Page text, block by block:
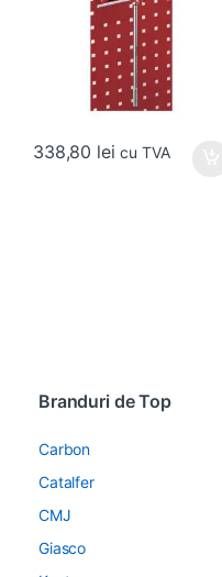
338,80 lei cu TVA
Branduri de Top
Carbon
Catalfer
CMJ
Giasco